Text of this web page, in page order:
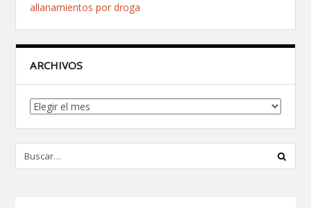
allanamientos por droga
ARCHIVOS
Archivos